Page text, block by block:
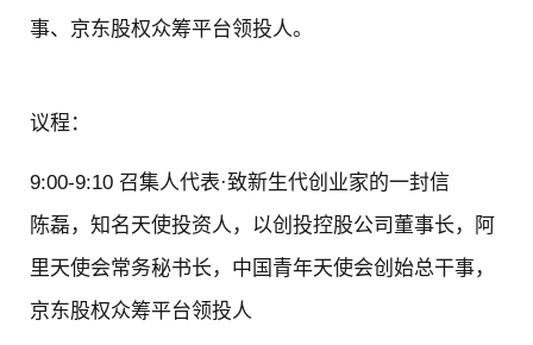
事、京东股权众筹平台领投人。
议程：
9:00-9:10 召集人代表·致新生代创业家的一封信
陈磊，知名天使投资人，以创投控股公司董事长，阿
里天使会常务秘书长，中国青年天使会创始总干事，
京东股权众筹平台领投人